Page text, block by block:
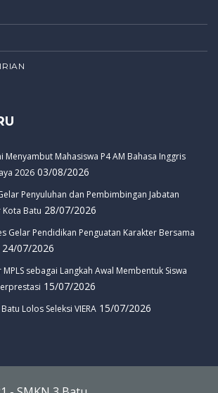
Menyambut Mahasiswa P4 AM Bahasa Inggris
2026 03/08/2026
Penyuluhan dan Pembimbingan Jabatan
Batu 28/07/2026
Gelar Pendidikan Penguatan Karakter Bersama
24/07/2026
MPLS sebagai Langkah Awal Membentuk Siswa
15/07/2026
Lolos Seleksi VIERA 15/07/2026